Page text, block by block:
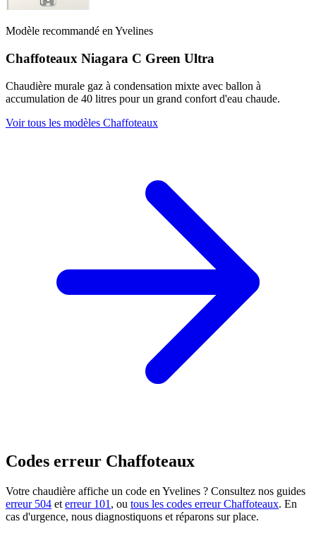
Modèle recommandé en Yvelines
Chaffoteaux Niagara C Green Ultra
Chaudière murale gaz à condensation mixte avec ballon à
accumulation de 40 litres pour un grand confort d'eau chaude.
Voir tous les modèles Chaffoteaux
Codes erreur Chaffoteaux
Votre chaudière affiche un code en Yvelines ? Consultez nos guides
erreur 504 et erreur 101 , ou tous les codes erreur Chaffoteaux. En
cas d'urgence, nous diagnostiquons et réparons sur place.